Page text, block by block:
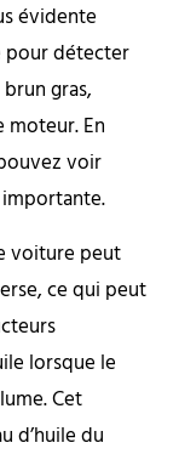
évidente
pour détecter
gras,
En
voir
voiture peut
ce qui peut
lorsque le
Cet
d’huile du